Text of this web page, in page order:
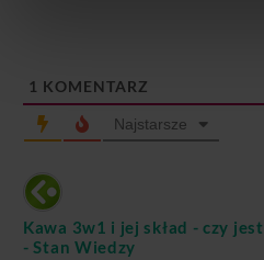
1 KOMENTARZ
Najstarsze
Kawa 3w1 i jej skład - czy
- Stan Wiedzy